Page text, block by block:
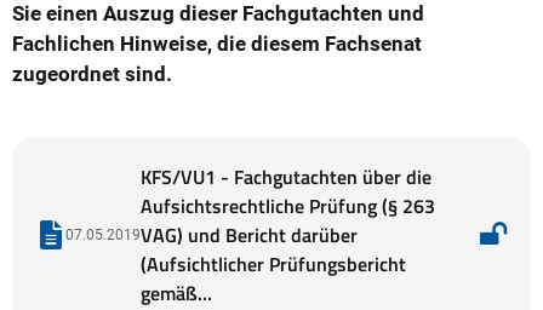
Sie einen Auszug dieser Fachgutachten und
Fachlichen Hinweise, die diesem Fachsenat
zugeordnet sind.
07.05.2019
KFS/VU1 - Fachgutachten über die
Aufsichtsrechtliche Prüfung (§ 263
VAG) und Bericht darüber
(Aufsichtlicher Prüfungsbericht
gemäß…